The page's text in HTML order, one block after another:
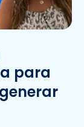
para